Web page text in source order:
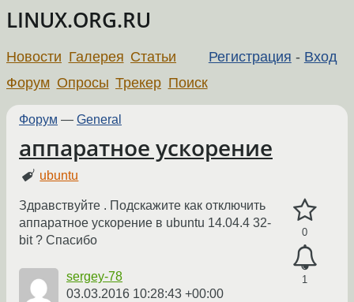
LINUX.ORG.RU
Регистрация - Вход
Новости Галерея Статьи
Форум Опросы Трекер Поиск
Форум — General
аппаратное ускорение
ubuntu
0
1
Здравствуйте . Подскажите как отключить
аппаратное ускорение в ubuntu 14.04.4 32-
bit ? Спасибо
sergey-78
03.03.2016 10:28:43 +00:00